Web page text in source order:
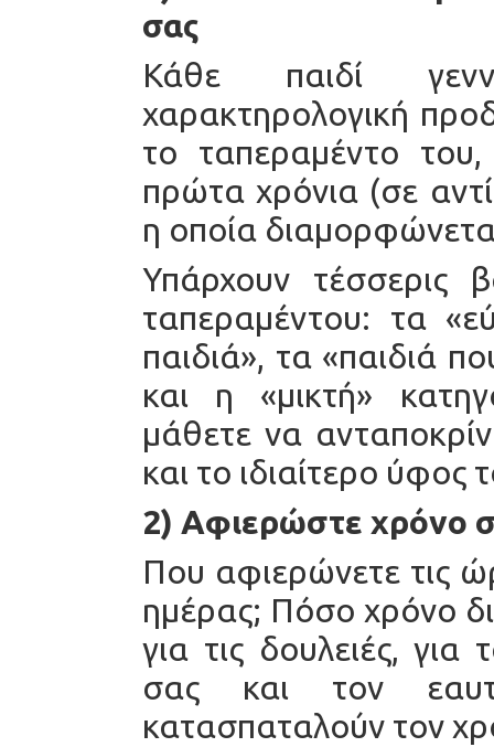
σας
Κάθε παιδί
χαρακτηρολογική
το ταπεραμέντο
πρώτα χρόνια (σε
η οποία
Υπάρχουν τέσσερις
ταπεραμέντου: τα
παιδιά», τα «παιδιά
και η «μικτή»
μάθετε να
και το ιδιαίτερο ύφος
2) Αφιερώστε χρόνο
Που αφιερώνετε τις
ημέρας; Πόσο χρόνο
για τις δουλειές, για
σας και τον
κατασπαταλούν τον